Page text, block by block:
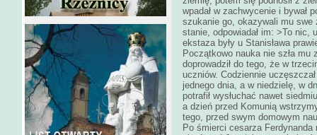
wpadał w zachwycenie i bywał
szukanie go, okazywali mu swe
stanie, odpowiadał im: >To
ekstaza były u Stanisława
Początkowo nauka nie szła mu
doprowadził do tego, że w
uczniów. Codziennie
jednego dnia, a w niedzielę, w
potrafił wysłuchać nawet
a dzień przed Komunią
tego, przed swym domowym
Po śmierci cesarza